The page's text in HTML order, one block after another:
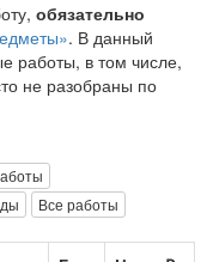
обязательно
. В данный
работы, в том числе,
не разобраны по
Все работы